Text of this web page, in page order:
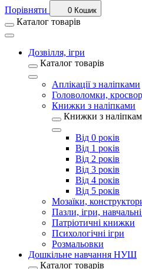
Порівняти
0 Кошик
Каталог товарів
Дозвілля, ігри
Каталог товарів
Аплікації з наліпками
Головоломки,
Книжки з наліпками
Книжки з
Від 0 років
Від 1 років
Від 2 років
Від 3 років
Від 4 років
Від 5 років
Мозаїки,
Пазли, ігри,
Патріотичні книжки
Психологічні ігри
Розмальовки
Дошкільне навчання НУШ
Каталог товарів